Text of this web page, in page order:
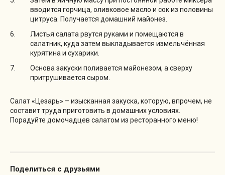
вводится горчица, оливковое масло и сок из половины
цитруса. Получается домашний майонез.
Листья салата рвутся руками и помещаются в
салатник, куда затем выкладывается измельчённая
курятина и сухарики.
Основа закуски поливается майонезом, а сверху
притрушивается сыром.
Салат «Цезарь» – изысканная закуска, которую, впрочем, не
составит труда приготовить в домашних условиях.
Порадуйте домочадцев салатом из ресторанного меню!
Поделиться с друзьями